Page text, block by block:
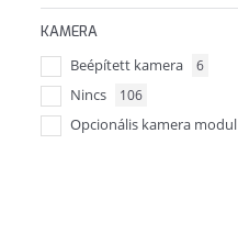
USB-C 1
RJ45
KAMERA
Beépített kamera 6
Nincs 106
Opcionális kamera modul